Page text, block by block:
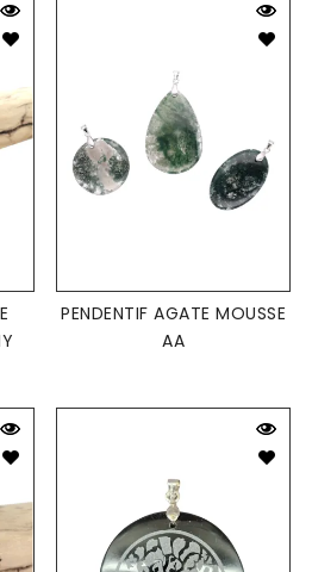
PENDENTIF AGATE MOUSSE
AA